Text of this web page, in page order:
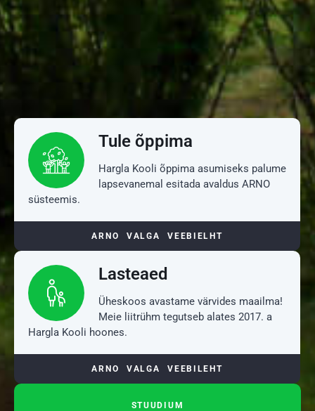
Tule õppima
Hargla Kooli õppima asumiseks palume
lapsevanemal esitada avaldus ARNO
süsteemis.
ARNO VALGA VEEBIELHT
Lasteaed
Üheskoos avastame värvides maailma!
Meie liitrühm tegutseb alates 2017. a
Hargla Kooli hoones.
ARNO VALGA VEEBILEHT
STUUDIUM